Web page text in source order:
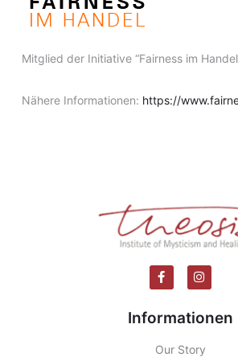
Mitglied der Initiative “Fairness im
Nähere Informationen: https://
Informationen
Our Story